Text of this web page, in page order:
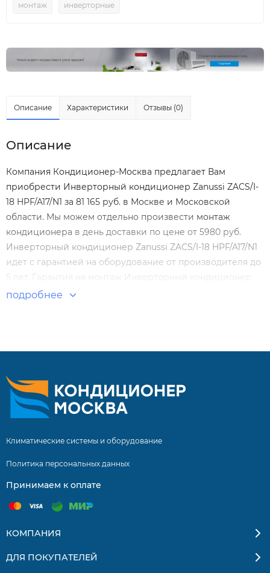
монтаж инверторные
Описание Характеристики Отзывы (0)
Описание
Компания Кондиционер-Москва предлагает Вам
приобрести Инверторный кондиционер Zanussi ZACS/I-
18 HPF/A17/N1 за 81 165 руб. в Москве и Московской
области. Мы можем отдельно произвести монтаж
кондиционера в день доставки по цене от 5980 руб.
Инверторный кондиционер Zanussi ZACS/I-18 HPF/A17/N1
идет с гарантией на оборудование от производителя до
5 лет. Гарантия на монтаж Инверторный кондиционер
Zanussi ZACS/I-18 HPF/A17/N1 нашими специалистами
Московской области. Квалифицированные
подробнее
Климатические системы и оборудование
Политика персональных данных
Принимаем к оплате
КОМПАНИЯ
ДЛЯ ПОКУПАТЕЛЕЙ